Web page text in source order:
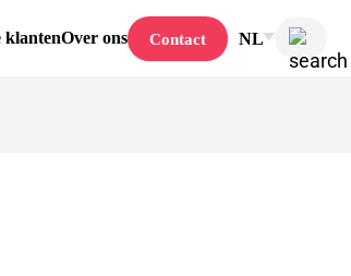
klantenOver ons Contact NL